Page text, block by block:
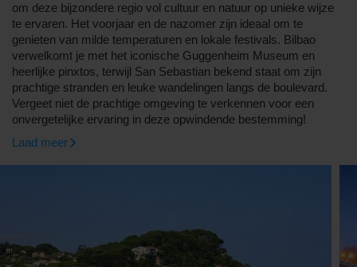
om deze bijzondere regio vol cultuur en natuur op unieke wijze
te ervaren. Het voorjaar en de nazomer zijn ideaal om te
genieten van milde temperaturen en lokale festivals. Bilbao
verwelkomt je met het iconische Guggenheim Museum en
heerlijke pinxtos, terwijl San Sebastian bekend staat om zijn
prachtige stranden en leuke wandelingen langs de boulevard.
Vergeet niet de prachtige omgeving te verkennen voor een
onvergetelijke ervaring in deze opwindende bestemming!
Laad meer